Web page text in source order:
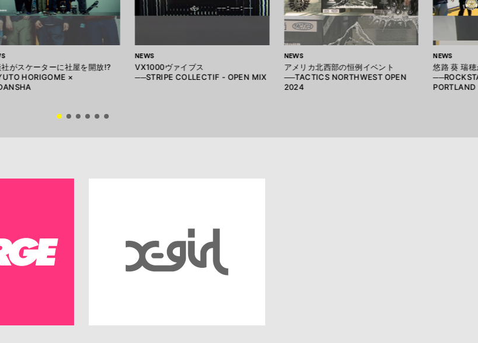
がスケーターに社屋を開放!?
HORIGOME ×
NEWS
VX1000ヴァイブス
──STRIPE COLLECTIF - OPEN MIX
NEWS
アメリカ北西部の恒例イベント
──TACTICS NORTHWEST OPEN
2024
NEWS
悠路 葵 瑞